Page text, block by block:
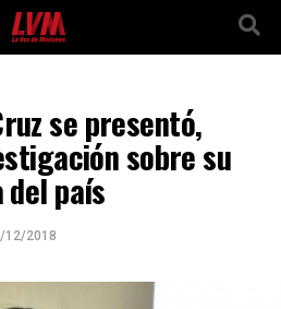
se presentó,
sobre su
país
12/2018